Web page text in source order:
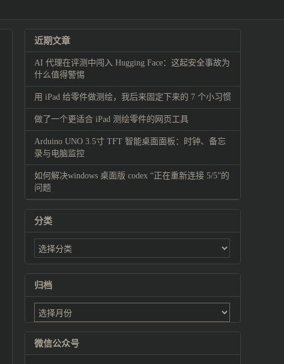
近期文章
AI 代理在评测中闯入 Hugging Face：这起安全事故为
什么值得警惕
用 iPad 给零件做测绘，我后来固定下来的 7 个小习惯
做了一个更适合 iPad 测绘零件的网页工具
Arduino UNO 3.5寸 TFT 智能桌面面板：时钟、备忘
录与电脑监控
如何解决windows 桌面版 codex “正在重新连接 5/5”的
问题
分类
归档
微信公众号